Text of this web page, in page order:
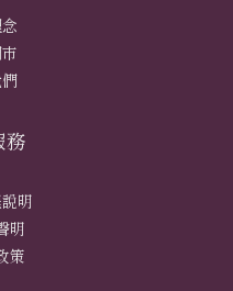
務
明
明
策